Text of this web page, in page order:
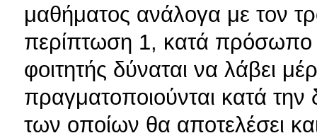
μαθήματος ανάλογα με τον
περίπτωση 1, κατά
φοιτητής δύναται να λάβει
πραγματοποιούνται κατά
των οποίων θα αποτελέσει